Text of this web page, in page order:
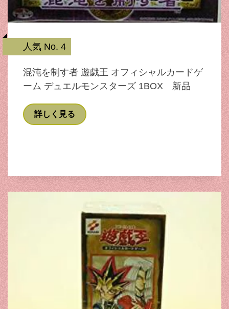
人気 No. 4
混沌を制す者 遊戯王 オフィシャルカードゲ
ーム デュエルモンスターズ 1BOX 新品
詳しく見る